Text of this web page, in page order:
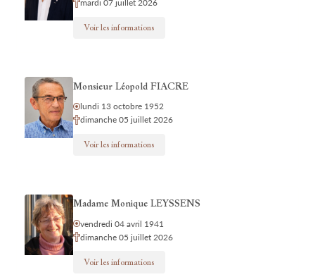
mardi 07 juillet 2026
Voir les informations
Monsieur Léopold FIACRE
lundi 13 octobre 1952
dimanche 05 juillet 2026
Voir les informations
Madame Monique LEYSSENS
vendredi 04 avril 1941
dimanche 05 juillet 2026
Voir les informations